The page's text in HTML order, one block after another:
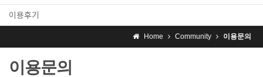
이용후기
Home Community 이용문의
이용문의